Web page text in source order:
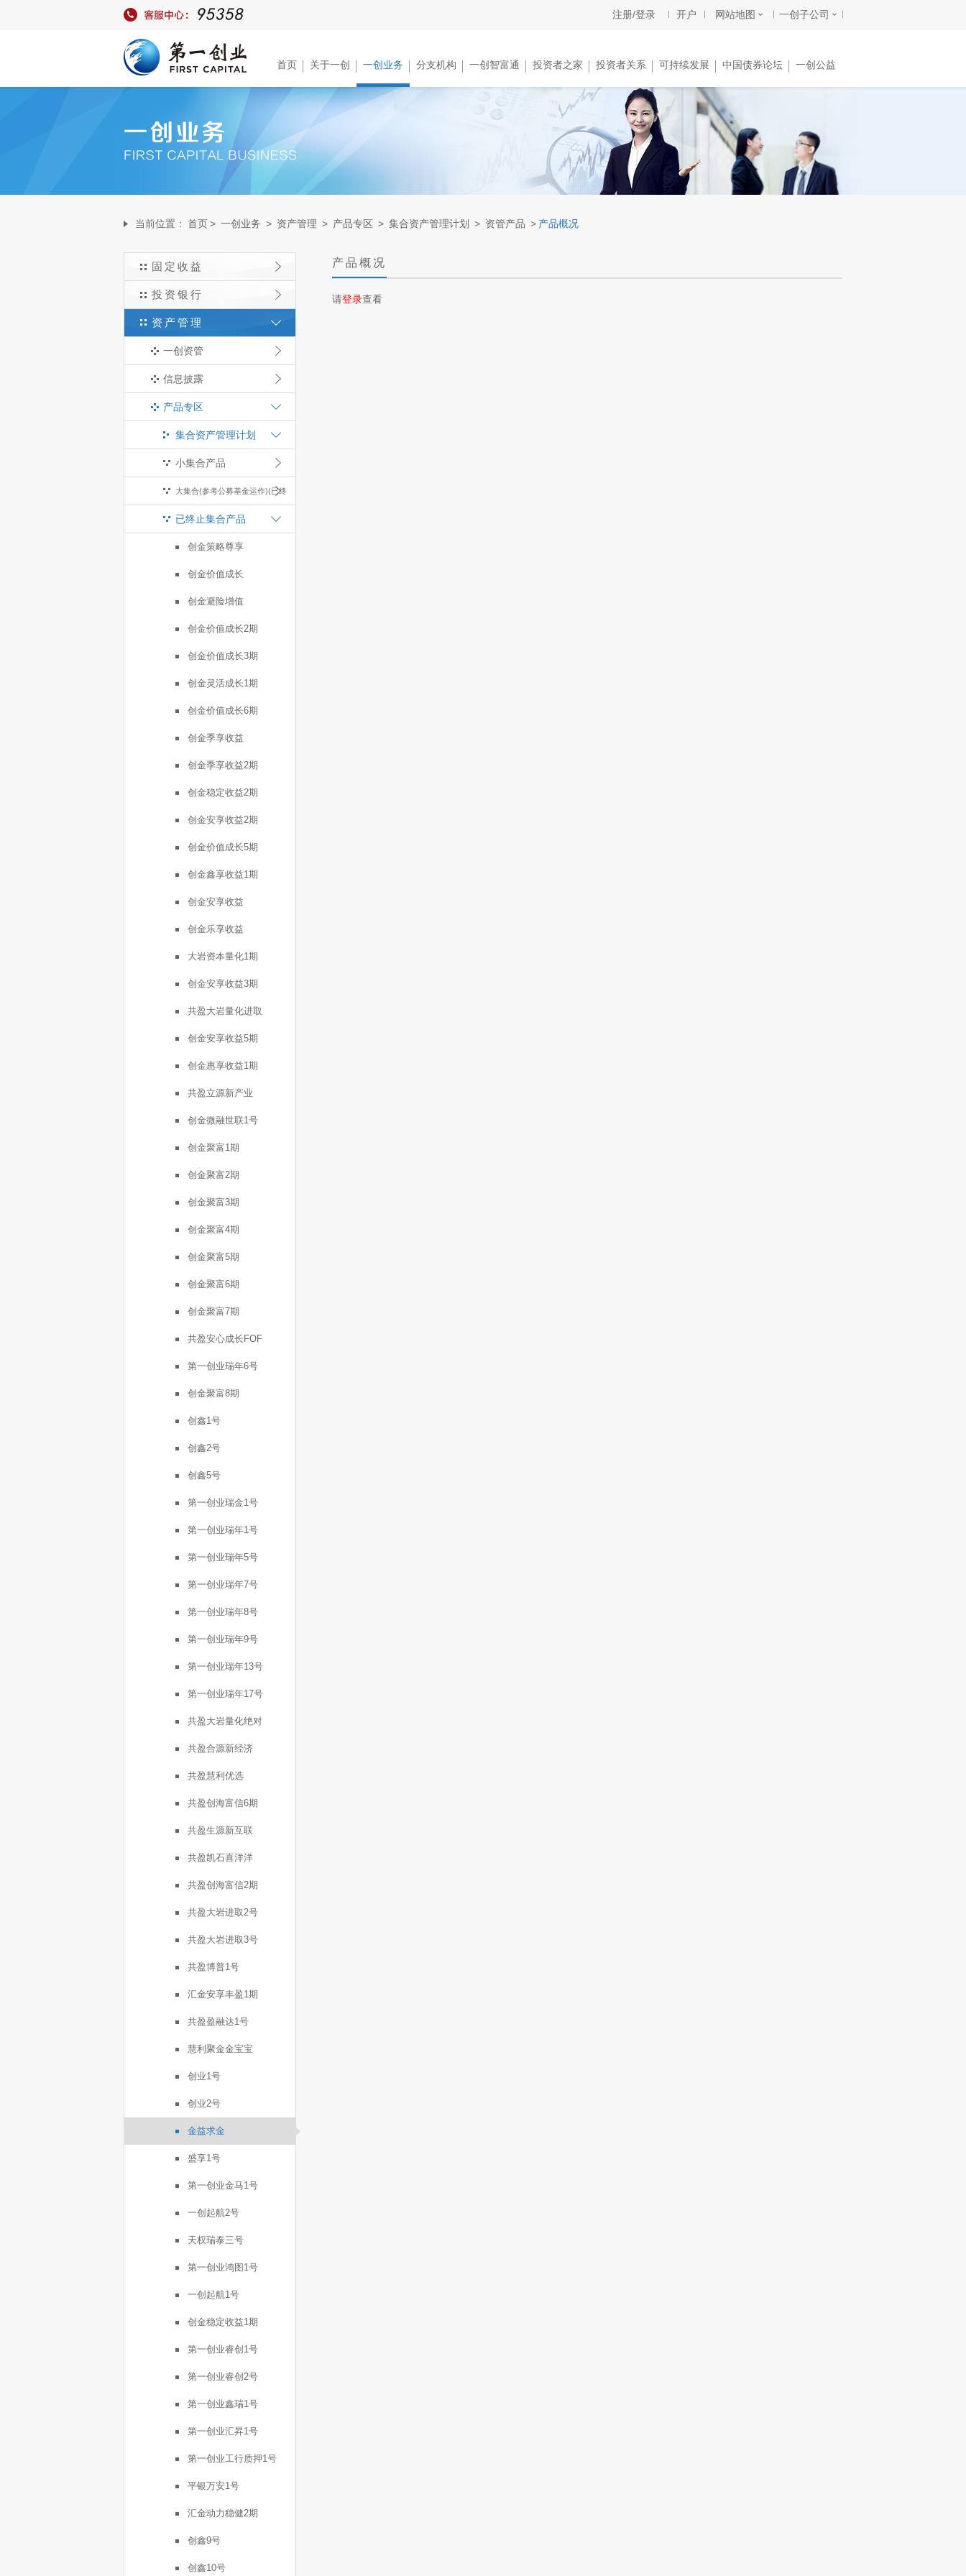
注册/登录 开户 网站地图 一创子公司
首页 关于一创 一创业务 分支机构 一创智富通 投资者之家 投资者关系 可持续发展 中国债券论坛 一创公益
当前位置： 首页> 一创业务 > 资产管理 > 产品专区 > 集合资产管理计划 > 资管产品 > 产品概况
固定收益
投资银行
资产管理
一创资管
信息披露
产品专区
集合资产管理计划
小集合产品
大集合(参考公募基金运作)(已终
止)
已终止集合产品
创金策略尊享
创金价值成长
创金避险增值
创金价值成长2期
创金价值成长3期
创金灵活成长1期
创金价值成长6期
创金季享收益
创金季享收益2期
创金稳定收益2期
创金安享收益2期
创金价值成长5期
创金鑫享收益1期
创金安享收益
创金乐享收益
大岩资本量化1期
创金安享收益3期
共盈大岩量化进取
创金安享收益5期
创金惠享收益1期
共盈立源新产业
创金微融世联1号
创金聚富1期
创金聚富2期
创金聚富3期
创金聚富4期
创金聚富5期
创金聚富6期
创金聚富7期
共盈安心成长FOF
第一创业瑞年6号
创金聚富8期
创鑫1号
创鑫2号
创鑫5号
第一创业瑞金1号
第一创业瑞年1号
第一创业瑞年5号
第一创业瑞年7号
第一创业瑞年8号
第一创业瑞年9号
第一创业瑞年13号
第一创业瑞年17号
共盈大岩量化绝对
共盈合源新经济
共盈慧利优选
共盈创海富信6期
共盈生源新互联
共盈凯石喜洋洋
共盈创海富信2期
共盈大岩进取2号
共盈大岩进取3号
共盈博普1号
汇金安享丰盈1期
共盈盈融达1号
慧利聚金金宝宝
创业1号
创业2号
金益求金
盛享1号
第一创业金马1号
一创起航2号
天权瑞泰三号
第一创业鸿图1号
一创起航1号
创金稳定收益1期
第一创业睿创1号
第一创业睿创2号
第一创业鑫瑞1号
第一创业汇昇1号
第一创业工行质押1号
平银万安1号
汇金动力稳健2期
创鑫9号
创鑫10号
产品概况
请登录查看